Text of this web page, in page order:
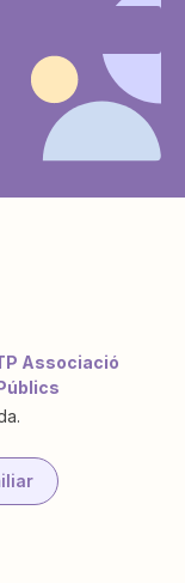
Associació